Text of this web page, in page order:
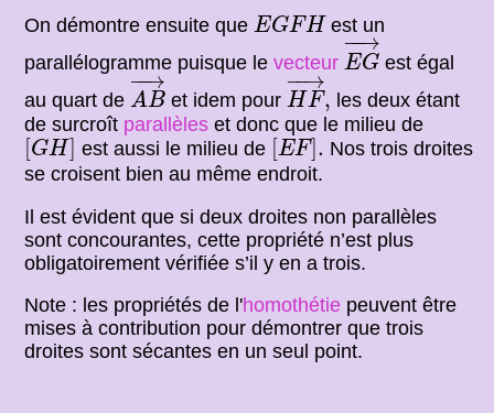
On démontre ensuite que EGFH
EGFH est un
parallélogramme puisque levecteur
−
−→
EG
EG→
est égal
au quart de
−
−→
AB
AB→
et idem pour
−
−→
HF,
HF→ ,
les deux étant
de surcroît parallèles et donc que le milieu de
GH]
[GH] est aussi le milieu de EF] .
[EF].
Nos trois droites
se croisent bien au même endroit.
Il est évident que si deux droites non parallèles
sont concourantes, cette propriété n’est plus
obligatoirement vérifiée s’il y en a trois.
Note : les propriétés de l'homothétie peuvent être
mises à contribution pour démontrer que trois
droites sont sécantes en un seul point.